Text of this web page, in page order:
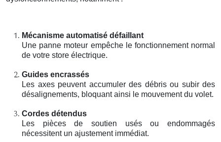
Mécanisme automatisé défaillant
Une panne moteur empêche le fonctionnement normal
de votre store électrique.
Guides encrassés
Les axes peuvent accumuler des débris ou subir des
désalignements, bloquant ainsi le mouvement du volet.
Cordes détendus
Les pièces de soutien usés ou endommagés
nécessitent un ajustement immédiat.